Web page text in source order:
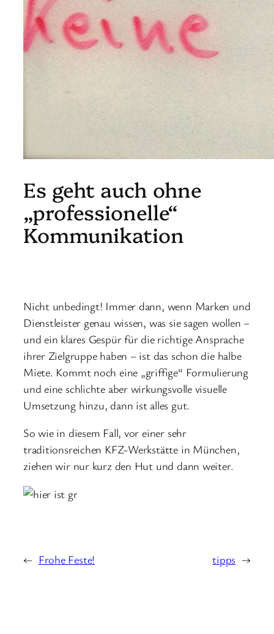
Es geht auch ohne
„professionelle“
Kommunikation
Nicht unbedingt! Immer dann, wenn Marken und
Dienstleister genau wissen, was sie sagen wollen –
und ein klares Gespür für die richtige Ansprache
ihrer Zielgruppe haben – ist das schon die halbe
Miete. Kommt noch eine „griffige“ Formulierung
und eine schlichte aber wirkungsvolle visuelle
Umsetzung hinzu, dann ist alles gut.
So wie in diesem Fall, vor einer sehr
traditionsreichen KFZ-Werkstätte in München,
ziehen wir nur kurz den Hut und dann weiter.
← Frohe Feste! tipps →